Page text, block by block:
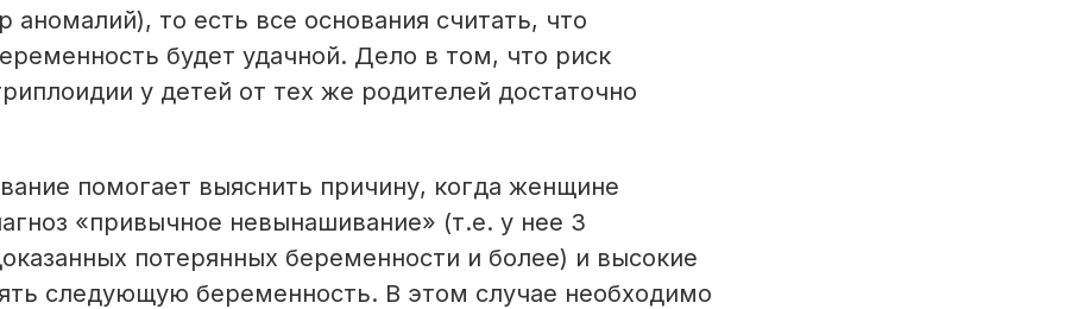
аномалий), то есть все основания считать, что
будет удачной. Дело в том, что риск
у детей от тех же родителей достаточно
помогает выяснить причину, когда женщине
«привычное невынашивание» (т.е. у нее 3
потерянных беременности и более) и высокие
следующую беременность. В этом случае необходимо